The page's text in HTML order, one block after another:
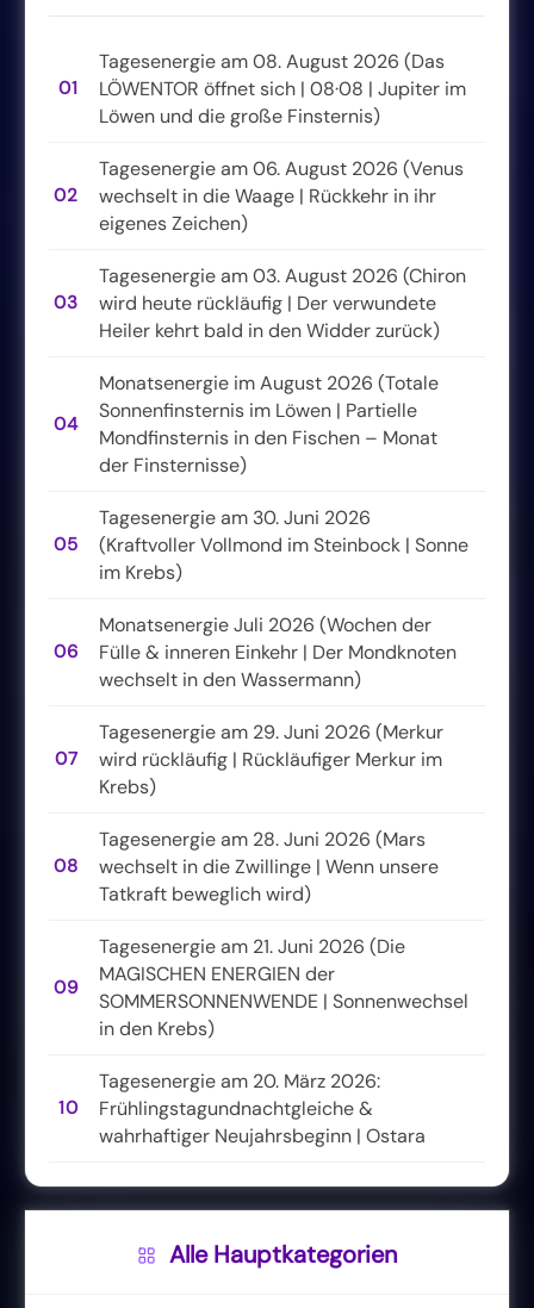
01
Tagesenergie am 08. August 2026 (Das
LÖWENTOR öffnet sich | 08·08 | Jupiter im
Löwen und die große Finsternis)
02
Tagesenergie am 06. August 2026 (Venus
wechselt in die Waage | Rückkehr in ihr
eigenes Zeichen)
03
Tagesenergie am 03. August 2026 (Chiron
wird heute rückläufig | Der verwundete
Heiler kehrt bald in den Widder zurück)
04
Monatsenergie im August 2026 (Totale
Sonnenfinsternis im Löwen | Partielle
Mondfinsternis in den Fischen – Monat
der Finsternisse)
05
Tagesenergie am 30. Juni 2026
(Kraftvoller Vollmond im Steinbock | Sonne
im Krebs)
06
Monatsenergie Juli 2026 (Wochen der
Fülle & inneren Einkehr | Der Mondknoten
wechselt in den Wassermann)
07
Tagesenergie am 29. Juni 2026 (Merkur
wird rückläufig | Rückläufiger Merkur im
Krebs)
08
Tagesenergie am 28. Juni 2026 (Mars
wechselt in die Zwillinge | Wenn unsere
Tatkraft beweglich wird)
09
Tagesenergie am 21. Juni 2026 (Die
MAGISCHEN ENERGIEN der
SOMMERSONNENWENDE | Sonnenwechsel
in den Krebs)
10
Tagesenergie am 20. März 2026:
Frühlingstagundnachtgleiche &
wahrhaftiger Neujahrsbeginn | Ostara
Alle Hauptkategorien